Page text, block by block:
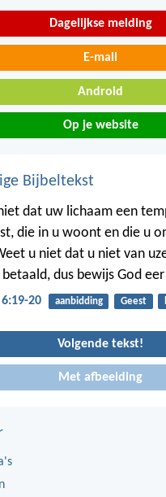
Dagelijkse melding
E-mail
Android
Op je website
Bijbeltekst
dat uw lichaam een
die in u woont en die u
u niet dat u niet van
dus bewijs God
20 aanbidding Geest
Volgende tekst!
Met afbeelding